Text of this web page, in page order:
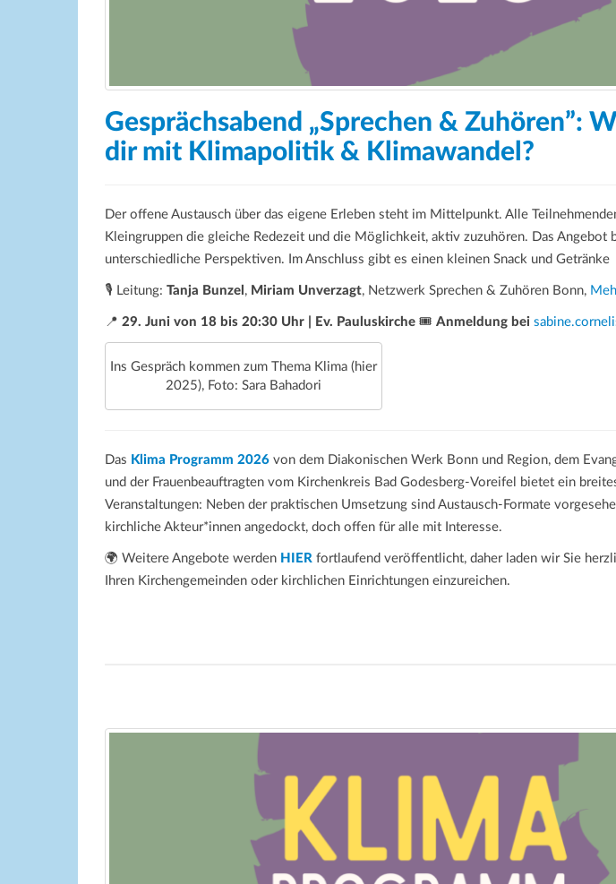
Gesprächsabend „Sprechen & Zuhören”:
dir mit Klimapolitik & Klimawandel?
Der offene Austausch über das eigene Erleben steht im Mittelpunkt. Alle
Kleingruppen die gleiche Redezeit und die Möglichkeit, aktiv zuzuhören. Das Angebot
unterschiedliche Perspektiven.
Im Anschluss gibt es einen kleinen Snack und Getränke
🎙️ Leitung: Tanja Bunzel , Miriam Unverzagt, Netzwerk Sprechen & Zuhören Bonn,
📍 29. Juni von 18 bis 20:30 Uhr | Ev. Pauluskirche 🎟️ Anmeldung bei
Ins Gespräch kommen zum Thema Klima (hier
2025), Foto: Sara Bahadori
Das Klima Programm 2026 von dem Diakonischen Werk Bonn und Region, dem
und der Frauenbeauftragten vom Kirchenkreis Bad Godesberg-Voreifel bietet ein
Veranstaltungen: Neben der praktischen Umsetzung sind Austausch-Formate
kirchliche Akteur*innen angedockt, doch offen für alle mit Interesse.
🌍 Weitere Angebote werden HIER fortlaufend veröffentlicht, daher laden wir Sie
Ihren Kirchengemeinden oder kirchlichen Einrichtungen einzureichen.